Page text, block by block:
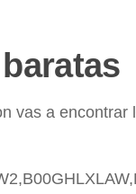
vas a encontrar